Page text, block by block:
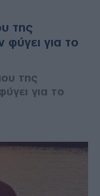
της
φύγει για το
της
για το